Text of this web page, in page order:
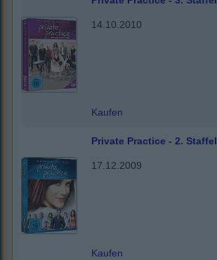
14.10.2010
Kaufen
Private Practice - 2. Staffel
17.12.2009
Kaufen